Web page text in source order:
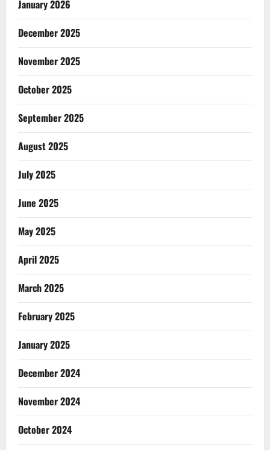
January 2026
December 2025
November 2025
October 2025
September 2025
August 2025
July 2025
June 2025
May 2025
April 2025
March 2025
February 2025
January 2025
December 2024
November 2024
October 2024